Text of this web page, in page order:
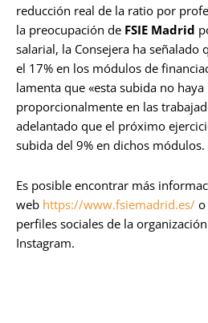
reducción real de la ratio por
la preocupación de FSIE Madrid
salarial, la Consejera ha señalado
el 17% en los módulos de
lamenta que «esta subida no
proporcionalmente en las
adelantado que el próximo
subida del 9% en dichos módulos.
Es posible encontrar más
web https://www.fsiemadrid.es/ o
perfiles sociales de la
Instagram.